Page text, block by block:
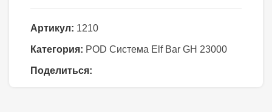
Артикул: 1210
Категория: POD Система Elf Bar GH 23000
Поделиться: